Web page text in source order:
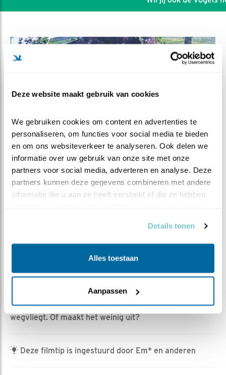
Deze website maakt gebruik van cookies
We gebruiken cookies om content en advertenties te
personaliseren, om functies voor social media te bieden
en om ons websiteverkeer te analyseren. Ook delen we
informatie over uw gebruik van onze site met onze
partners voor social media, adverteren en analyse. Deze
partners kunnen deze gegevens combineren met andere
informatie die u aan ze heeft verstrekt of die ze hebben
Details tonen
Alles toestaan
Aanpassen
DEEL DIT FILMPJE
Jan Dagevos | Geplaatst op 11 juni 2026, 8:00 |
Vind
En een vaardigheid die je moet trainen.
Er is weer een keihard trainend jong en een wat
relaxtere brus. Het is wel duidelijk wie straks als eerste
wegvliegt. Of maakt het weinig uit?
Deze filmtip is ingestuurd door Em* en anderen